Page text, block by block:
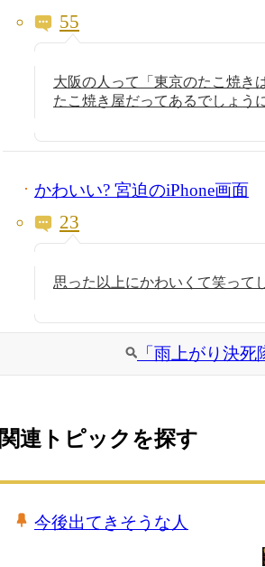
55
大阪の人って「東京のたこ焼き
たこ焼き屋だってあるでしょ
かわいい? 宮迫のiPhone画面
23
思った以上にかわいくて笑って
「雨上がり決
関連トピックを探す
今後出てきそうな人